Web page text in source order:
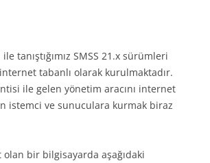
tanıştığımız SMSS 21.x sürümleri
tabanlı olarak kurulmaktadır.
ile gelen yönetim aracını internet
istemci ve sunuculara kurmak biraz
bir bilgisayarda aşağıdaki